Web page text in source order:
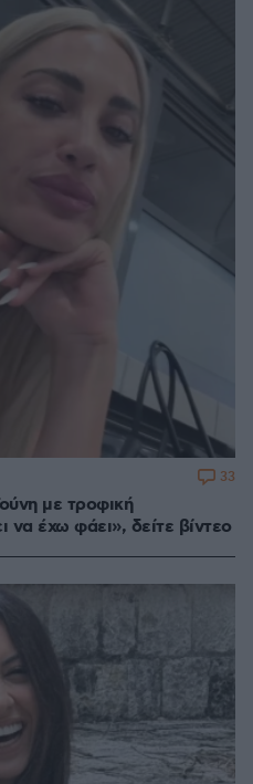
με τροφική
να έχω φάει», δείτε βίντεο
33